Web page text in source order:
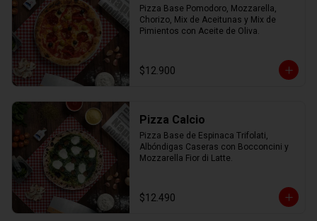
Pizza Base Pomodoro, Mozzarella,
Chorizo, Mix de Aceitunas y Mix de
Pimientos con Aceite de Oliva.
$12.900
Pizza Calcio
Pizza Base de Espinaca Trifolati,
Albóndigas Caseras con Bocconcini y
Mozzarella Fior di Latte.
$12.490